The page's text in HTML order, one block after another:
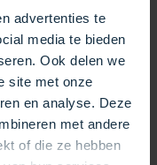
advertenties te
media te bieden
Ook delen we
site met onze
en analyse. Deze
met andere
of die ze hebben